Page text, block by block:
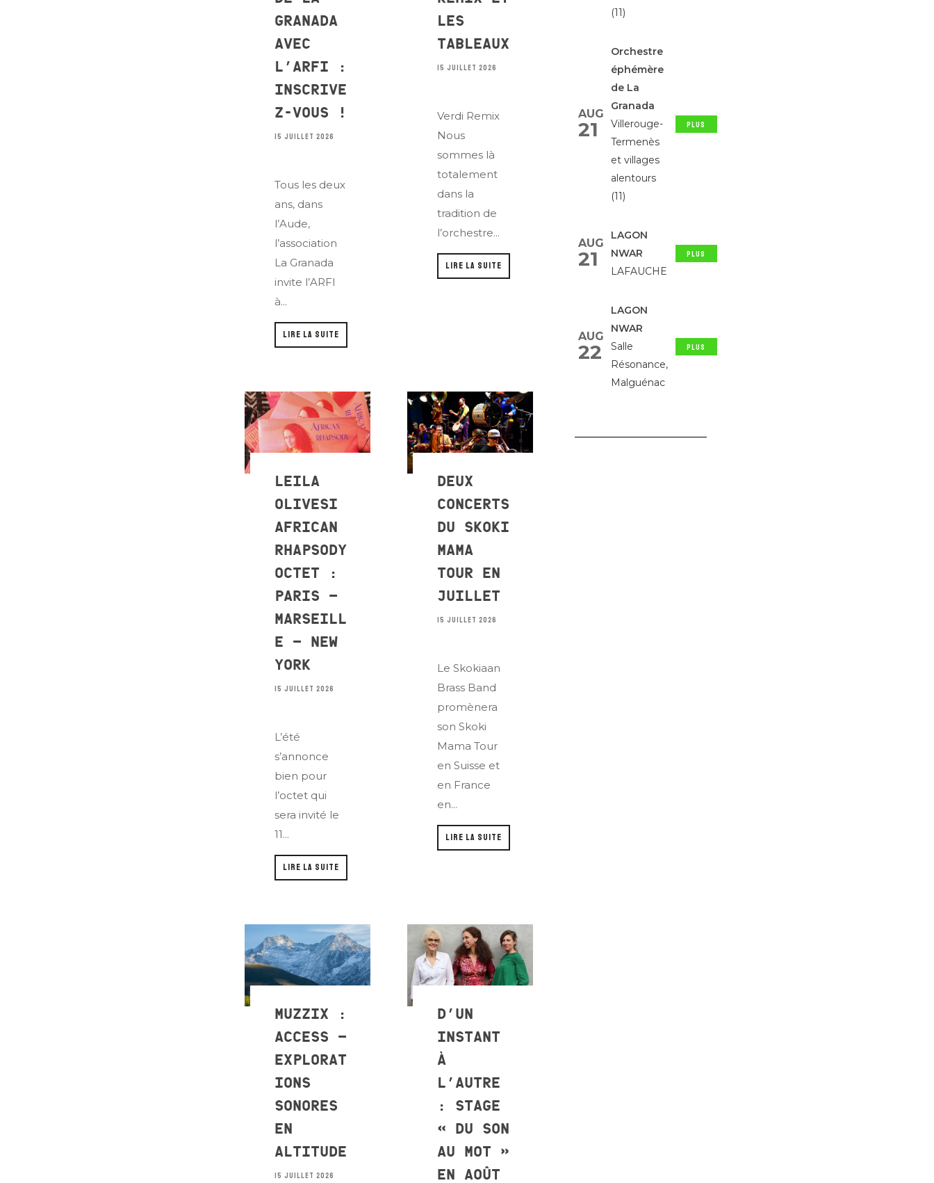
GRANADA
AVEC
L’ARFI :
INSCRIVE
Z-VOUS !
15 JUILLET 2026
Tous les deux
ans, dans
l’Aude,
l’association
La Granada
invite l’ARFI
à...
LIRE LA SUITE
LES
TABLEAUX
15 JUILLET 2026
Verdi Remix
Nous
sommes là
totalement
dans la
tradition de
l’orchestre...
LIRE LA SUITE
LEILA
OLIVESI
AFRICAN
RHAPSODY
OCTET :
PARIS –
MARSEILL
E – NEW
YORK
15 JUILLET 2026
L’été
s’annonce
bien pour
l’octet qui
sera invité le
11...
LIRE LA SUITE
DEUX
CONCERTS
DU SKOKI
MAMA
TOUR EN
JUILLET
15 JUILLET 2026
Le Skokiaan
Brass Band
promènera
son Skoki
Mama Tour
en Suisse et
en France
en...
LIRE LA SUITE
MUZZIX :
ACCESS –
EXPLORAT
IONS
SONORES
EN
ALTITUDE
15 JUILLET 2026
D’UN
INSTANT
À
L’AUTRE
: STAGE
« DU SON
AU MOT »
EN AOÛT
(11)
AUG
21
Orchestre
éphémère
de La
Granada
Villerouge-
Termenès
et villages
alentours
(11)
PLUS
AUG
21
LAGON
NWAR
LAFAUCHE
PLUS
AUG
22
LAGON
NWAR
Salle
Résonance,
Malguénac
PLUS